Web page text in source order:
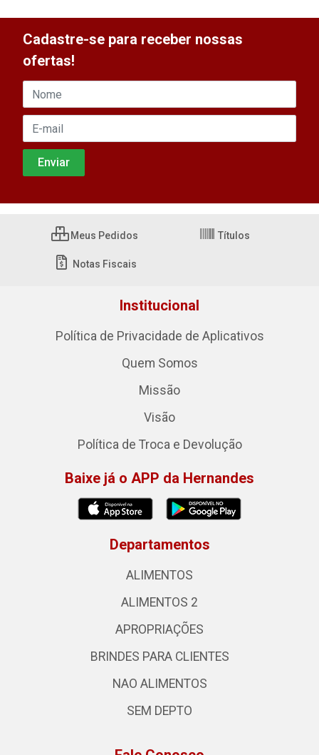
Cadastre-se para receber nossas
ofertas!
Meus Pedidos Títulos
Notas Fiscais
Institucional
Política de Privacidade de Aplicativos
Quem Somos
Missão
Visão
Política de Troca e Devolução
Baixe já o APP da Hernandes
Departamentos
ALIMENTOS
ALIMENTOS 2
APROPRIAÇÕES
BRINDES PARA CLIENTES
NAO ALIMENTOS
SEM DEPTO